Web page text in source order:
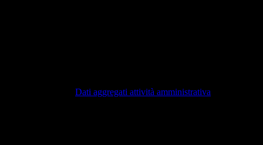
Dati aggregati attività amministrativa